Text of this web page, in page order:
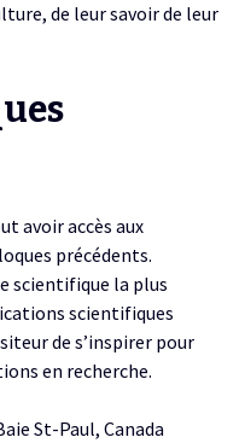
de leur savoir de leur
avoir accès aux
précédents.
scientifique la plus
scientifiques
de s’inspirer pour
en recherche.
St-Paul, Canada